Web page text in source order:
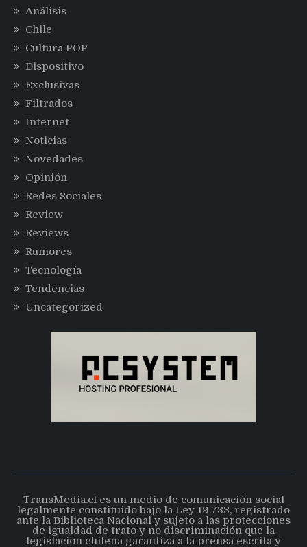
Análisis
Chile
Cultura POP
Dispositivo
Exclusivas
Filtrados
Internet
Noticias
Novedades
Opinión
Redes Sociales
Review
Reviews
Rumores
Tecnología
Tendencias
Uncategorized
TransMedia.cl es un medio de comunicación social
legalmente constituido bajo la Ley 19.733, registrado
ante la Biblioteca Nacional y sujeto a las protecciones
de igualdad de trato y no discriminación que la
legislación chilena garantiza a la prensa escrita y